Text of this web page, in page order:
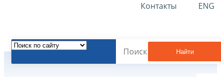
Контакты ENG
Найти